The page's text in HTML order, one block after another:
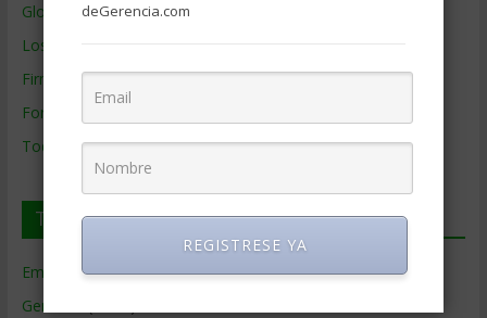
Glosario Inglés – Español
Los mejores MBA
Firmas de Gerencia
Formación de Gerencia
Todos los Temas
Temas de Gerencia
Empresas de Gerencia(38)
Gerencia
deGerencia.com
REGISTRESE YA